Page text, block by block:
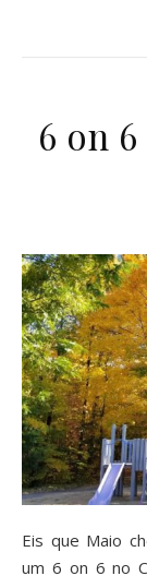
6 on
Eis que Maio chegou novamente e estamos aí com mais
um 6 on 6 no